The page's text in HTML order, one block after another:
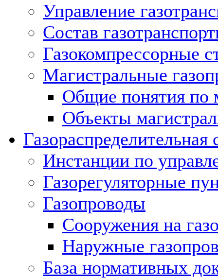
Управление
Состав
Газокомпрессорные
Магистральные
Общие понятия по
Объекты
Газораспределительная
Инстанции по
Газорегуляторные
Газопроводы
Сооружения на
Наружные
База нормативных